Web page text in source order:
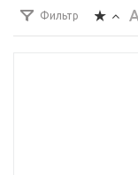
Фильтр